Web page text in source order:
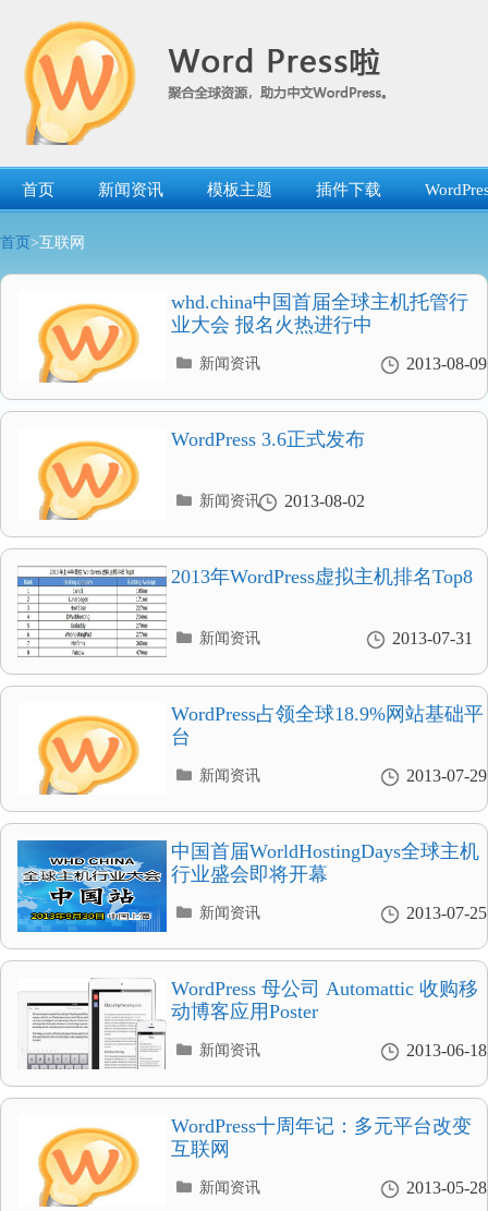
首页 新闻资讯 模板主题 插件下载
首页 >互联网
whd.china中国首届全球主机托管行
业大会 报名火热进行中
2013-08-09
分
录
新闻资讯
WordPress 3.6正式发布
2013-08-02
分
录
新闻资讯
2013年WordPress虚拟主机排名Top8
2013-07-31
分
录
新闻资讯
WordPress占领全球18.9%网站基础平
台
2013-07-29
分
录
新闻资讯
中国首届WorldHostingDays全球主机
行业盛会即将开幕
2013-07-25
分
录
新闻资讯
WordPress 母公司 Automattic 收购移
动博客应用Poster
2013-06-18
分
录
新闻资讯
WordPress十周年记：多元平台改变
互联网
2013-05-28
分
新闻资讯